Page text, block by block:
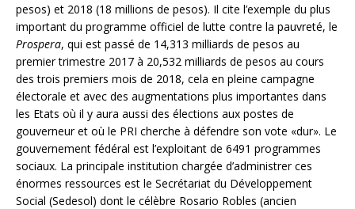
pesos) et 2018 (18 millions de pesos). Il cite l’exemple du plus
important du programme officiel de lutte contre la pauvreté, le
Prospera, qui est passé de 14,313 milliards de pesos au
premier trimestre 2017 à 20,532 milliards de pesos au cours
des trois premiers mois de 2018, cela en pleine campagne
électorale et avec des augmentations plus importantes dans
les Etats où il y aura aussi des élections aux postes de
gouverneur et où le PRI cherche à défendre son vote «dur». Le
gouvernement fédéral est l’exploitant de 6491 programmes
sociaux. La principale institution chargée d’administrer ces
énormes ressources est le Secrétariat du Développement
Social (Sedesol) dont le célèbre Rosario Robles (ancien